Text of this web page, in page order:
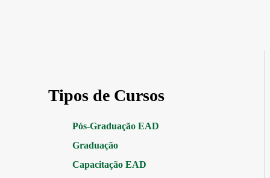
Tipos de Cursos
Pós-Graduação EAD
Graduação
Capacitação EAD